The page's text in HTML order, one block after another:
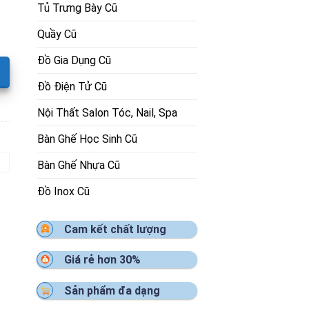
Tủ Trưng Bày Cũ
Quầy Cũ
Đồ Gia Dụng Cũ
Đồ Điện Tử Cũ
Nội Thất Salon Tóc, Nail, Spa
Bàn Ghế Học Sinh Cũ
Bàn Ghế Nhựa Cũ
Đồ Inox Cũ
Cam kết chất lượng
Giá rẻ hơn 30%
Sản phẩm đa dạng